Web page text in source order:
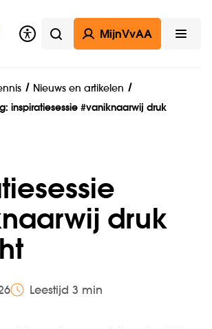
Zoeken
MijnVvAA
Nieuws en artikelen
inspiratiesessie #vaniknaarwij druk
druk
Leestijd 3 min